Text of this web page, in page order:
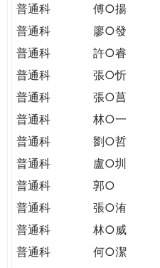
普通科
傅○揚
普通科
廖○發
普通科
許○睿
普通科
張○忻
普通科
張○菖
普通科
林○一
普通科
劉○哲
普通科
盧○圳
普通科
郭○
普通科
張○洧
普通科
林○威
普通科
何○潔